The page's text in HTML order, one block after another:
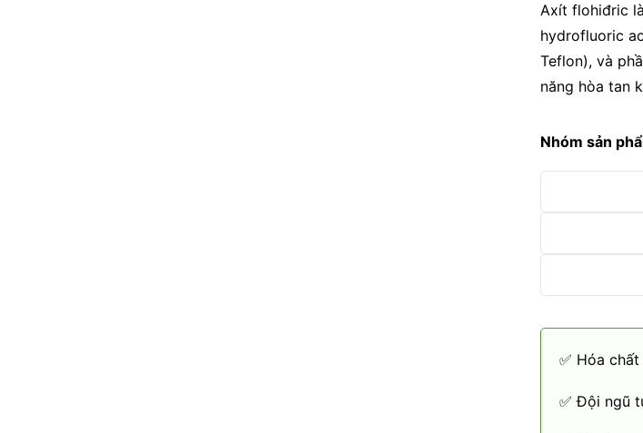
Axít flohiđric
hydrofluoric
Teflon), và
năng hòa tan
Nhóm sản
✅ Hóa
✅ Đội ngũ